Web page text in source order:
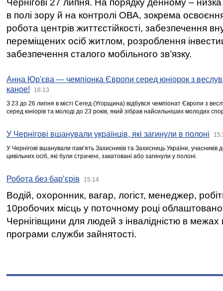
Чернігові 27 липня. На порядку денному –
в полі зору й на контролі ОВА, зокрема освоєння
робота центрів життєстійкості, забезпечення
переміщених осіб житлом, розроблення
забезпечення сталого мобільного зв’язку.
Анна Юр'єва — чемпіонка Європи серед юніорок з
каное!
16:13
З 23 до 26 липня в місті Сегед (Угорщина) відбувся чемпіонат Європи з
серед юніорів та молоді до 23 років, який зібрав найсильніших молодих
У Чернігові вшанували українців, які загинули в полоні
У Чернігові вшанували пам’ять Захисників та Захисниць України,
цивільних осіб, які були страчені, закатовані або загинули у полоні.
Робота без бар’єрів 15:14
Водій, охоронник, вагар, логіст, менеджер,
10робочих місць у поточному році
Чернігівщини для людей з інвалідністю в межах
програми служби зайнятості.